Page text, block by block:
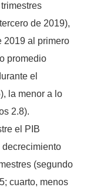
de 2019),
2019 al primero
promedio
el
la menor a lo
2.8).
el PIB
decrecimiento
(segundo
cuarto, menos